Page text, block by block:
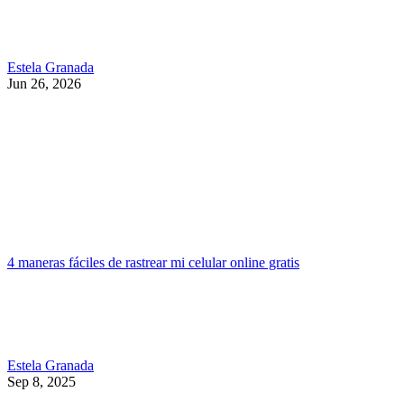
Estela Granada
Jun 26, 2026
4 maneras fáciles de rastrear mi celular online gratis
Estela Granada
Sep 8, 2025